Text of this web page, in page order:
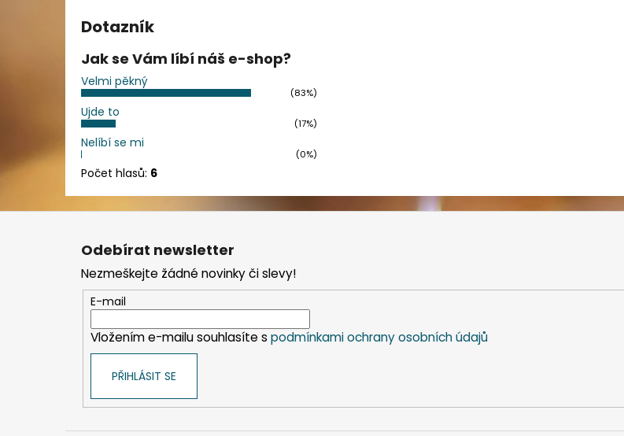
Dotazník
Jak se Vám líbí náš e-shop?
Velmi pěkný
(83%)
Ujde to
(17%)
Nelíbí se mi
(0%)
Počet hlasů: 6
Z
Odebírat newsletter
Nezmeškejte žádné novinky či slevy!
E-mail
Vložením e-mailu souhlasíte s podmínkami ochrany osobních údajů
PŘIHLÁSIT SE